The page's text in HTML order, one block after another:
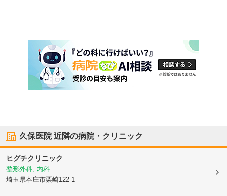
久保医院近隣の病院・クリニック
ヒグチクリニック
整形外科, 内科
埼玉県本庄市栗崎122-1